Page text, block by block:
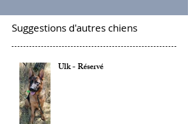
Suggestions d'autres chiens
Ulk - Réservé